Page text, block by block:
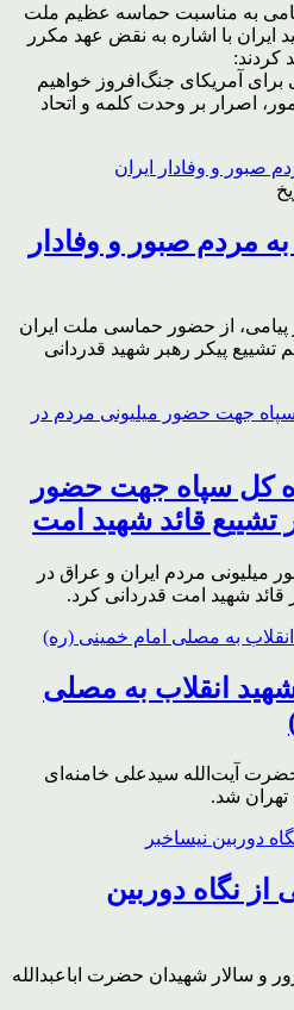
به مناسبت حماسه عظیم ملت
ایران با اشاره به نقض عهد مکرر
کردند:
آمریکای جنگ‌افروز خواهیم
اصرار بر وحدت کلمه و اتحاد
مردم صبور و وفادار
پیامی، از حضور حماسی ملت ایران
تشییع پیکر رهبر شهید قدردانی
کل سپاه جهت حضور
تشییع قائد شهید امت
میلیونی مردم ایران و عراق در
قائد شهید امت قدردانی کرد.
انقلاب به مصلی
آیت‌الله سیدعلی خامنه‌ای
شد.
نگاه دوربین
و سالار شهیدان حضرت اباعبدالله